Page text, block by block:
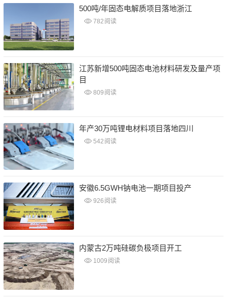
500吨/年固态电解质项目落地浙江
782 阅读
江苏新增500吨固态电池材料研发及量产项
目
809 阅读
年产30万吨锂电材料项目落地四川
542 阅读
安徽6.5GWH钠电池一期项目投产
926 阅读
内蒙古2万吨硅碳负极项目开工
1009 阅读